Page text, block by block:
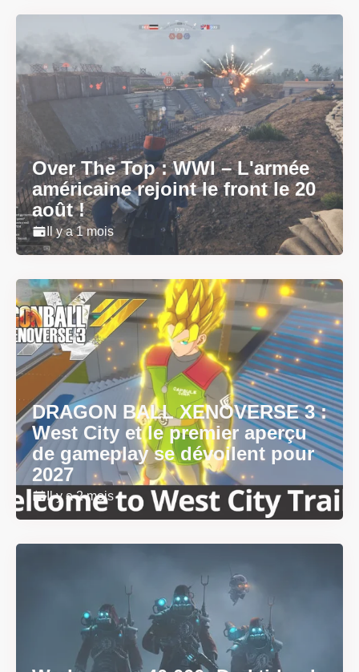
Over The Top : WWI – L'armée
américaine rejoint le front le 20
août !
Il y a 1 mois
DRAGON BALL XENOVERSE 3 :
West City et le premier aperçu
de gameplay se dévoilent pour
2027
Il y a 2 mois